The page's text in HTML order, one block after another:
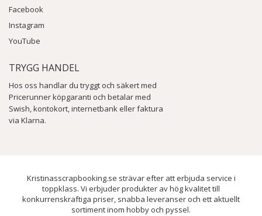
Facebook
Instagram
YouTube
TRYGG HANDEL
Hos oss handlar du tryggt och säkert med
Pricerunner köpgaranti och betalar med
Swish, kontokort, internetbank eller faktura
via Klarna.
Kristinasscrapbooking.se strävar efter att erbjuda service i
toppklass. Vi erbjuder produkter av hög kvalitet till
konkurrenskraftiga priser, snabba leveranser och ett aktuellt
sortiment inom hobby och pyssel.